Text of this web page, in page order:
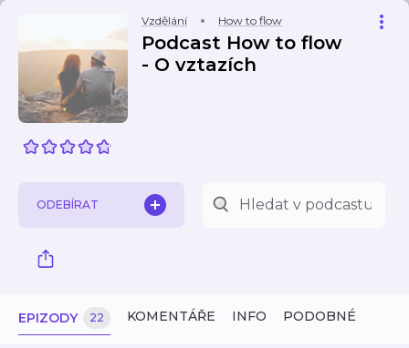
Vzdělání How to flow
Podcast How to flow
- O vztazích
ODEBÍRAT
EPIZODY 22 KOMENTÁŘE INFO PODOBNÉ